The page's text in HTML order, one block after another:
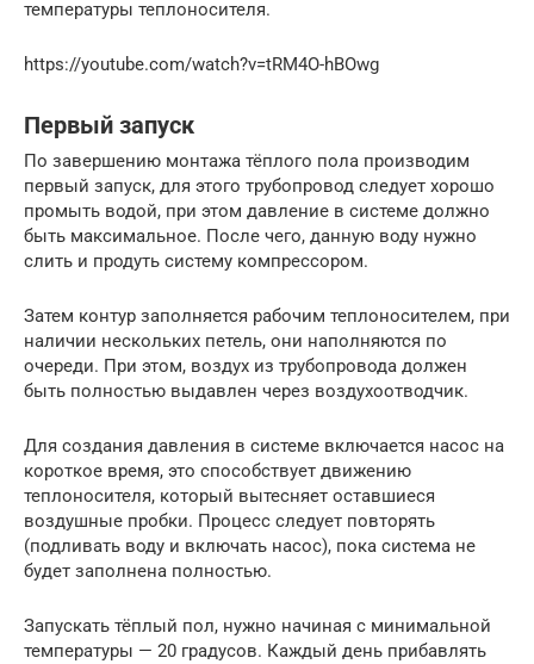
температуры теплоносителя.
https://youtube.com/watch?v=tRM4O-hBOwg
Первый запуск
По завершению монтажа тёплого пола производим
первый запуск, для этого трубопровод следует хорошо
промыть водой, при этом давление в системе должно
быть максимальное. После чего, данную воду нужно
слить и продуть систему компрессором.
Затем контур заполняется рабочим теплоносителем, при
наличии нескольких петель, они наполняются по
очереди. При этом, воздух из трубопровода должен
быть полностью выдавлен через воздухоотводчик.
Для создания давления в системе включается насос на
короткое время, это способствует движению
теплоносителя, который вытесняет оставшиеся
воздушные пробки. Процесс следует повторять
(подливать воду и включать насос), пока система не
будет заполнена полностью.
Запускать тёплый пол, нужно начиная с минимальной
температуры — 20 градусов. Каждый день прибавлять